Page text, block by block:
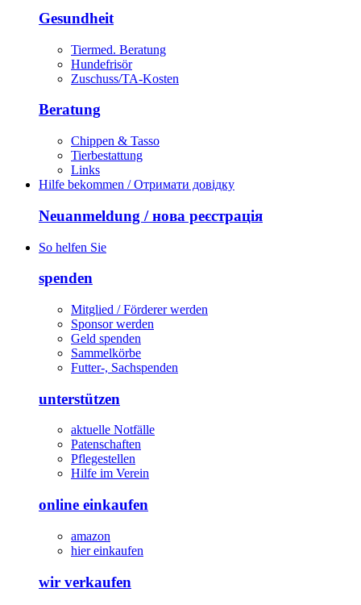
Gesundheit
Tiermed. Beratung
Hundefrisör
Zuschuss/TA-Kosten
Beratung
Chippen & Tasso
Tierbestattung
Links
Hilfe bekommen / Отримати довідку
Neuanmeldung / нова реєстрація
So helfen Sie
spenden
Mitglied / Förderer werden
Sponsor werden
Geld spenden
Sammelkörbe
Futter-, Sachspenden
unterstützen
aktuelle Notfälle
Patenschaften
Pflegestellen
Hilfe im Verein
online einkaufen
amazon
hier einkaufen
wir verkaufen